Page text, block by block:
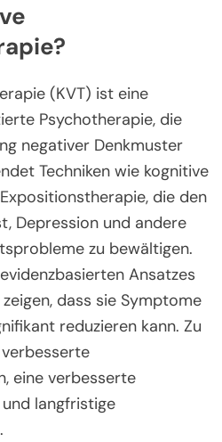
(KVT) ist eine
Psychotherapie, die
negativer Denkmuster
Techniken wie kognitive
die den
Depression und andere
zu bewältigen.
Ansatzes
dass sie Symptome
reduzieren kann. Zu
eine verbesserte
langfristige